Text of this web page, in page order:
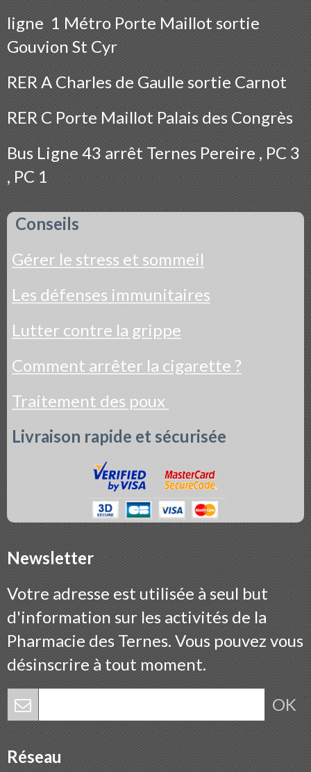
ligne 1 Métro Porte Maillot sortie
Gouvion St Cyr
RER A Charles de Gaulle sortie Carnot
RER C Porte Maillot Palais des Congrès
Bus Ligne 43 arrêt Ternes Pereire , PC 3
, PC 1
Conseils
Gérer le stress et sommeil
Les défenses immunitaires
Lutter contre la grippe
Comment arrêter la cigarette ?
Traitement des poux
Livraison rapide et sécurisée
Newsletter
Votre adresse est utilisée à seul but
d'information sur les activités de la
Pharmacie des Ternes. Vous pouvez vous
désinscrire à tout moment.
OK
Réseau